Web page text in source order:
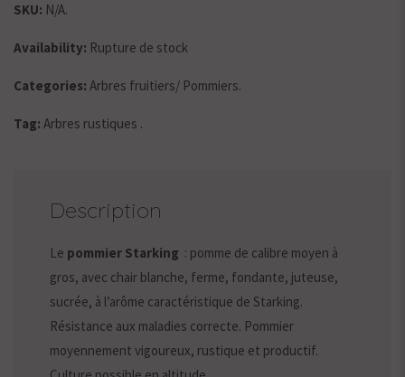
SKU: N/A.
Availability: Rupture de stock
Categories: Arbres fruitiers/ Pommiers.
Tag: Arbres rustiques .
Description
Le pommier Starking : pomme de calibre moyen à
gros, avec chair blanche, ferme, fondante, juteuse,
sucrée, à l’arôme caractéristique de Starking.
Résistance aux maladies correcte. Pommier
moyennement vigoureux, rustique et productif.